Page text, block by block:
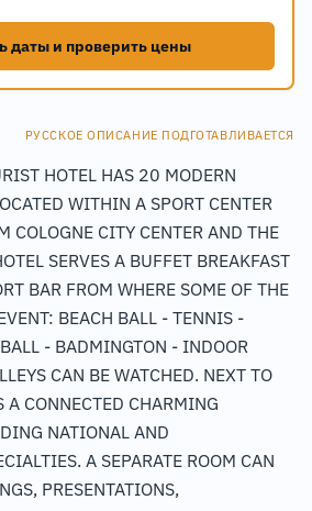
даты и проверить цены
РУССКОЕ ОПИСАНИЕ ПОДГОТАВЛИВАЕТСЯ
HOTEL HAS 20 MODERN
WITHIN A SPORT CENTER
COLOGNE CITY CENTER AND THE
SERVES A BUFFET BREAKFAST
BAR FROM WHERE SOME OF THE
BEACH BALL - TENNIS -
- BADMINGTON - INDOOR
CAN BE WATCHED. NEXT TO
A CONNECTED CHARMING
NATIONAL AND
A SEPARATE ROOM CAN
PRESENTATIONS,